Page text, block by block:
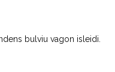
bulviu vagon isleidi.